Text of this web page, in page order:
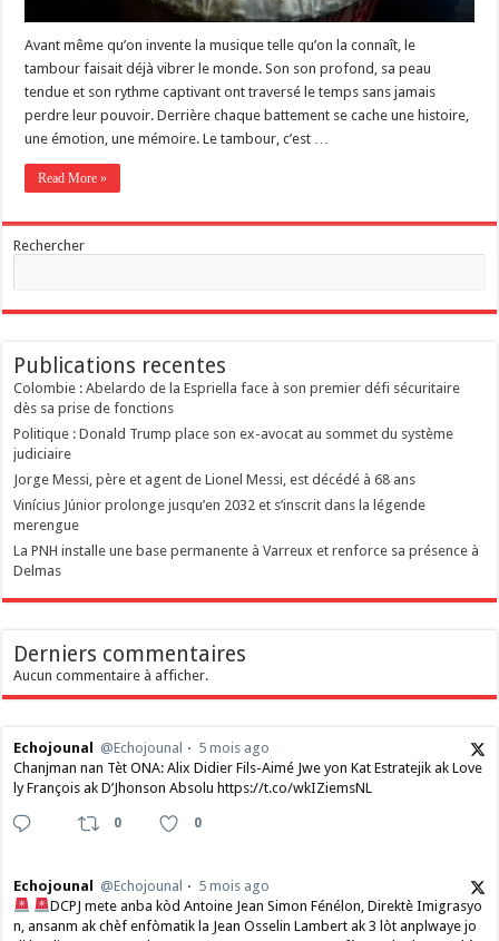
Avant même qu’on invente la musique telle qu’on la connaît, le
tambour faisait déjà vibrer le monde. Son son profond, sa peau
tendue et son rythme captivant ont traversé le temps sans jamais
perdre leur pouvoir. Derrière chaque battement se cache une histoire,
une émotion, une mémoire. Le tambour, c’est …
Read More »
Rechercher
Publications recentes
Colombie : Abelardo de la Espriella face à son premier défi sécuritaire
dès sa prise de fonctions
Politique : Donald Trump place son ex-avocat au sommet du système
judiciaire
Jorge Messi, père et agent de Lionel Messi, est décédé à 68 ans
Vinícius Júnior prolonge jusqu’en 2032 et s’inscrit dans la légende
merengue
La PNH installe une base permanente à Varreux et renforce sa présence à
Delmas
Derniers commentaires
Aucun commentaire à afficher.
Echojounal @Echojounal
5 mois ago
Chanjman nan Tèt ONA: Alix Didier Fils-Aimé Jwe yon Kat Estratejik ak Love
ly François ak D’Jhonson Absolu https://t.co/wkIZiemsNL
0 0
Echojounal @Echojounal
5 mois ago
DCPJ mete anba kòd Antoine Jean Simon Fénélon, Direktè Imigrasyo
n, ansanm ak chèf enfòmatik la Jean Osselin Lambert ak 3 lòt anplwaye jo